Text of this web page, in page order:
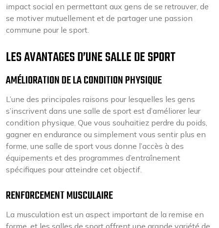
impact social en permettant aux gens de se retrouver, de
se motiver mutuellement et de partager une passion
commune pour le sport.
LES AVANTAGES D’UNE SALLE DE SPORT
AMÉLIORATION DE LA CONDITION PHYSIQUE
L’une des principales raisons pour lesquelles les gens
s’inscrivent dans une salle de sport est d’améliorer leur
condition physique. Que vous souhaitiez perdre du poids,
gagner en endurance ou simplement vous sentir plus en
forme, une salle de sport vous donne l’accès à des
équipements et des programmes d’entraînement
spécifiques pour atteindre cet objectif.
RENFORCEMENT MUSCULAIRE
La musculation est un aspect important de la remise en
forme, et les salles de sport offrent une grande variété de